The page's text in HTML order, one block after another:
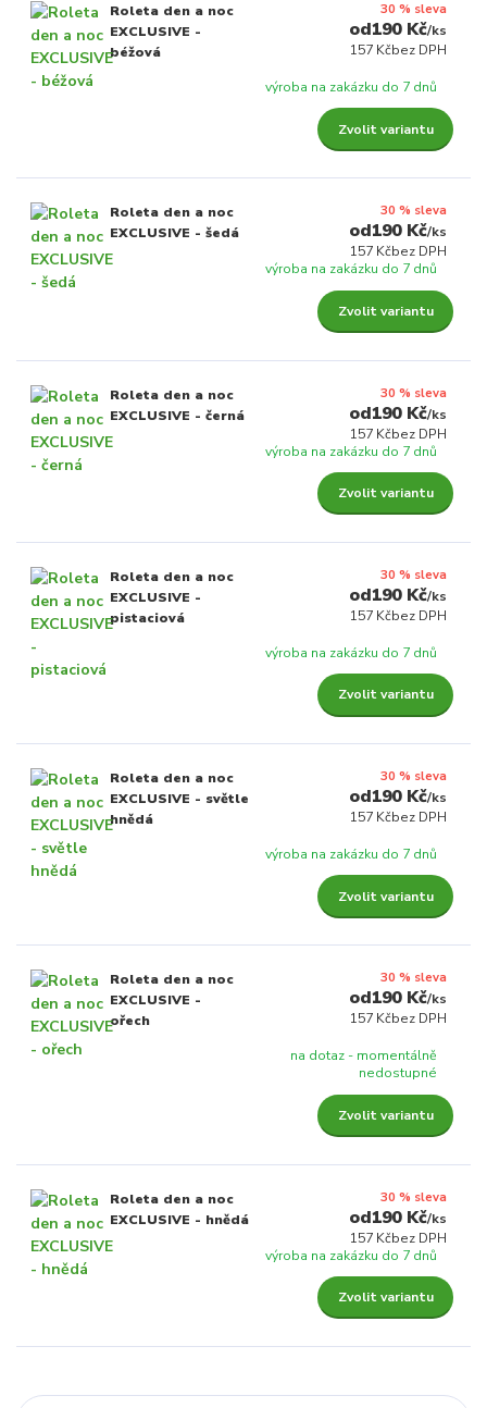
Roleta den a noc
EXCLUSIVE -
béžová
30 % sleva
190 Kč/ks
157 Kčbez DPH
výroba na zakázku do 7 dnů
Zvolit variantu
Roleta den a noc
EXCLUSIVE - šedá
30 % sleva
190 Kč/ks
157 Kčbez DPH
výroba na zakázku do 7 dnů
Zvolit variantu
Roleta den a noc
EXCLUSIVE - černá
30 % sleva
190 Kč/ks
157 Kčbez DPH
výroba na zakázku do 7 dnů
Zvolit variantu
Roleta den a noc
EXCLUSIVE -
pistaciová
30 % sleva
190 Kč/ks
157 Kčbez DPH
výroba na zakázku do 7 dnů
Zvolit variantu
Roleta den a noc
EXCLUSIVE - světle
hnědá
30 % sleva
190 Kč/ks
157 Kčbez DPH
výroba na zakázku do 7 dnů
Zvolit variantu
Roleta den a noc
EXCLUSIVE -
ořech
30 % sleva
190 Kč/ks
157 Kčbez DPH
na dotaz - momentálně
nedostupné
Zvolit variantu
Roleta den a noc
EXCLUSIVE - hnědá
30 % sleva
190 Kč/ks
157 Kčbez DPH
výroba na zakázku do 7 dnů
Zvolit variantu